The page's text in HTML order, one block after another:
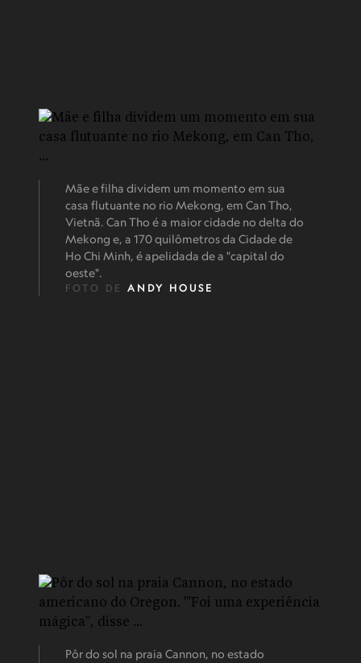
Mãe e filha dividem um momento em sua
casa flutuante no rio Mekong, em Can Tho,
Vietnã. Can Tho é a maior cidade no delta do
Mekong e, a 170 quilômetros da Cidade de
Ho Chi Minh, é apelidada de a "capital do
oeste".
FOTO DE ANDY HOUSE
Pôr do sol na praia Cannon, no estado